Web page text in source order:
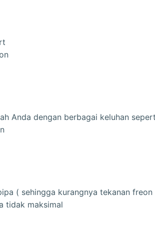
Anda dengan berbagai keluhan
( sehingga kurangnya tekanan freon
tidak maksimal